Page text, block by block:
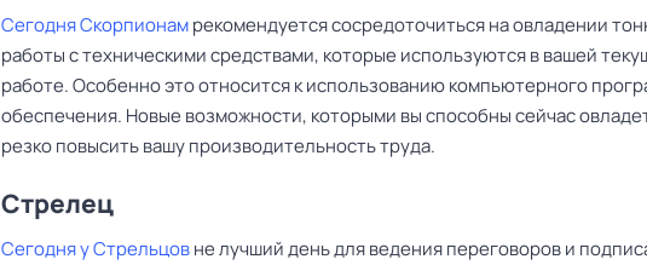
Сегодня Скорпионамрекомендуется сосредоточиться на овладении
работы с техническими средствами, которые используются в вашей
работе. Особенно это относится к использованию компьютерного
обеспечения. Новые возможности, которыми вы способны сейчас
резко повысить вашу производительность труда.
Стрелец
Сегодня у Стрельцовне лучший день для ведения переговоров и